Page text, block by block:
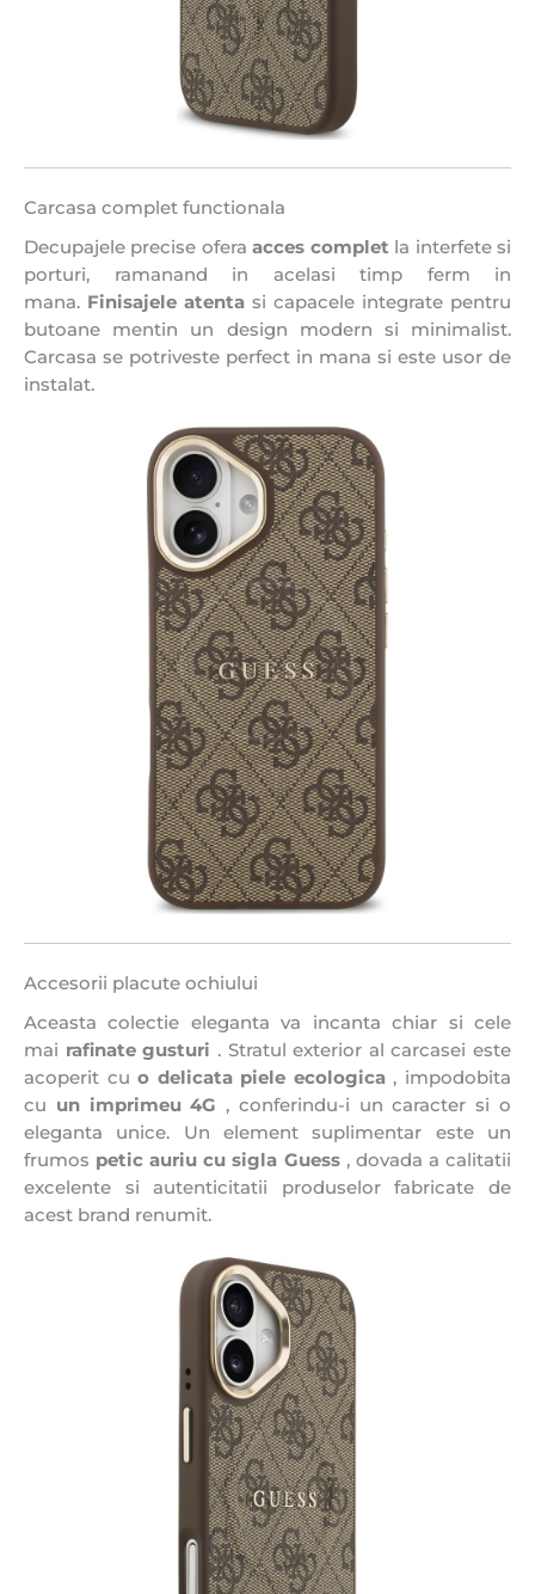
Carcasa complet functionala
Decupajele precise oferaacces complet la interfete si
porturi, ramanand in acelasi timp ferm in
mana. Finisajele atenta si capacele integrate pentru
butoane mentin un design modern si minimalist.
Carcasa se potriveste perfect in mana si este usor de
instalat.
Accesorii placute ochiului
Aceasta colectie eleganta va incanta chiar si cele
mai rafinate gusturi . Stratul exterior al carcasei este
acoperit cuo delicata piele ecologica, impodobita
cu un imprimeu 4G , conferindu-i un caracter si o
eleganta unice. Un element suplimentar este un
frumos petic auriu cu sigla Guess, dovada a calitatii
excelente si autenticitatii produselor fabricate de
acest brand renumit.